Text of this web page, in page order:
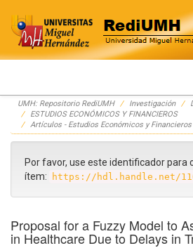
Skip
navigation
UMH: Repositorio RediUMH Investigación
ESTUDIOS ECONÓMICOS Y FINANCIEROS
Artículos - Estudios Económicos y Financieros
Por favor, use este identificador para
ítem:
https://hdl.handle.net/
Proposal for a Fuzzy Model to
in Healthcare Due to Delays in